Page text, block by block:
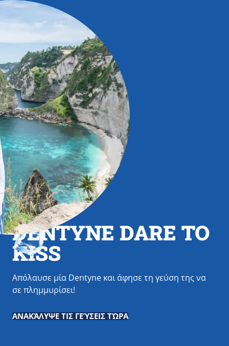
DENTYNE DARE TO
KISS
Απόλαυσε μία Dentyne και άφησε τη γεύση της να
σε πλημμυρίσει!
ΑΝΑΚΆΛΥΨΕ ΤΙΣ ΓΕΎΣΕΙΣ ΤΏΡΑ